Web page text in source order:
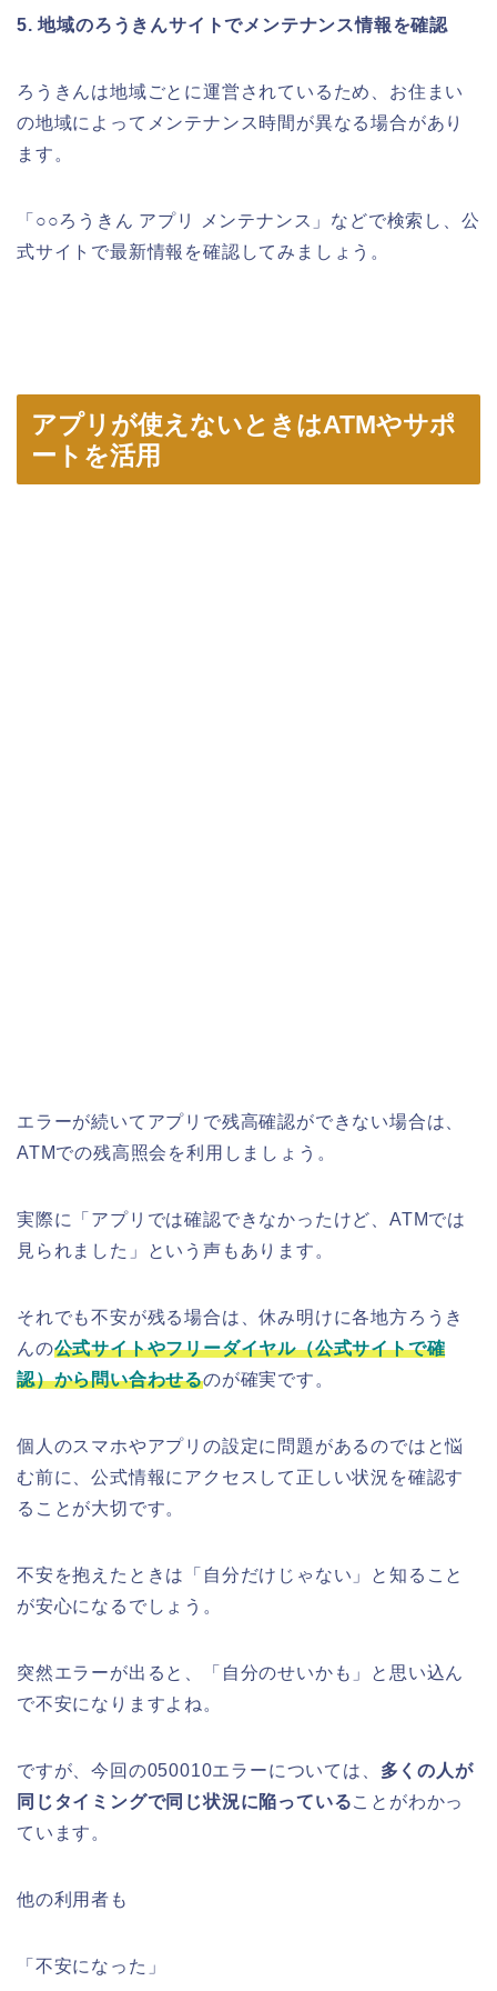
5. 地域のろうきんサイトでメンテナンス情報を確認
ろうきんは地域ごとに運営されているため、お住まい
の地域によってメンテナンス時間が異なる場合があり
ます。
「○○ろうきん アプリ メンテナンス」などで検索し、公
式サイトで最新情報を確認してみましょう。
アプリが使えないときはATMやサポ
ートを活用
エラーが続いてアプリで残高確認ができない場合は、
ATMでの残高照会を利用しましょう。
実際に「アプリでは確認できなかったけど、ATMでは
見られました」という声もあります。
それでも不安が残る場合は、休み明けに各地方ろうき
んの公式サイトやフリーダイヤル（公式サイトで確
認）から問い合わせるのが確実です。
個人のスマホやアプリの設定に問題があるのではと悩
む前に、公式情報にアクセスして正しい状況を確認す
ることが大切です。
不安を抱えたときは「自分だけじゃない」と知ること
が安心になるでしょう。
突然エラーが出ると、「自分のせいかも」と思い込ん
で不安になりますよね。
ですが、今回の050010エラーについては、 多くの人が
同じタイミングで同じ状況に陥っていることがわかっ
ています。
他の利用者も
「不安になった」